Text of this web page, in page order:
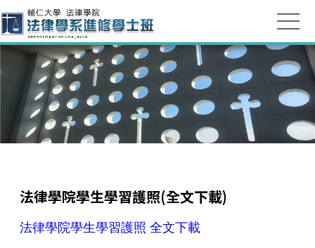
法律學院學生學習護照(全文下載)
法律學院學生學習護照 全文下載